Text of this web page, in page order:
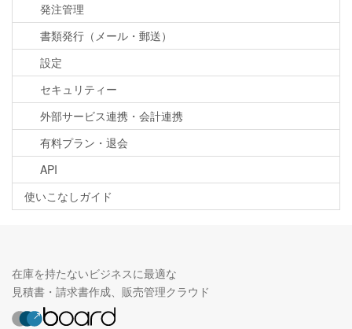
発注管理
書類発行（メール・郵送）
設定
セキュリティー
外部サービス連携・会計連携
有料プラン・退会
API
使いこなしガイド
在庫を持たないビジネスに最適な
見積書・請求書作成、販売管理クラウド